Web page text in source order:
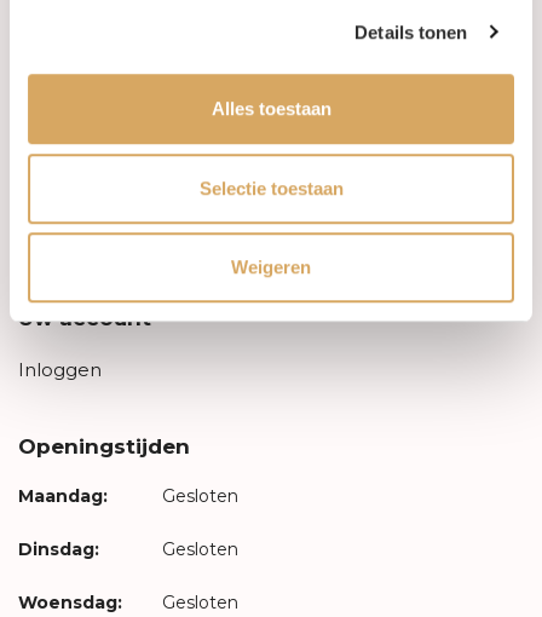
Details tonen
Alles toestaan
Selectie toestaan
Weigeren
Leveringsvoorwaarden
Privacy Policy
Uw account
Inloggen
Openingstijden
Maandag: Gesloten
Dinsdag: Gesloten
Woensdag: Gesloten